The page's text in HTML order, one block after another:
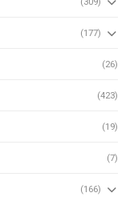
(177)
(26)
(423)
(19)
(7)
(166)